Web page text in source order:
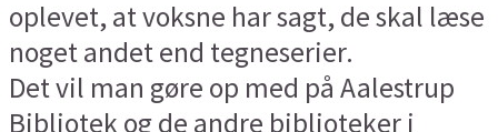
oplevet, at voksne har sagt, de skal læse
noget andet end tegneserier.
Det vil man gøre op med på Aalestrup
Bibliotek og de andre biblioteker i